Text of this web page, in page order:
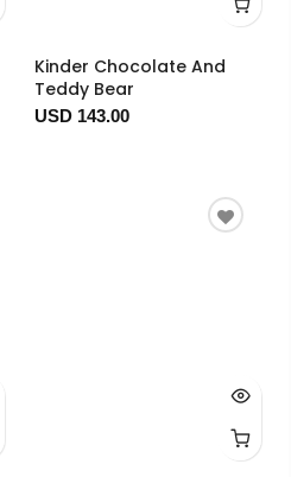
Kinder Chocolate And
Teddy Bear
USD 143.00